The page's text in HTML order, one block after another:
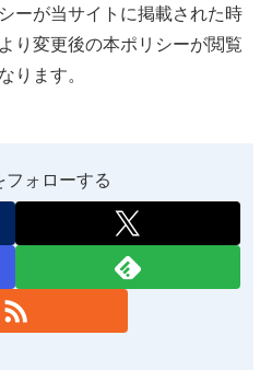
ーが当サイトに掲載された時
り変更後の本ポリシーが閲覧
ります。
フォローする